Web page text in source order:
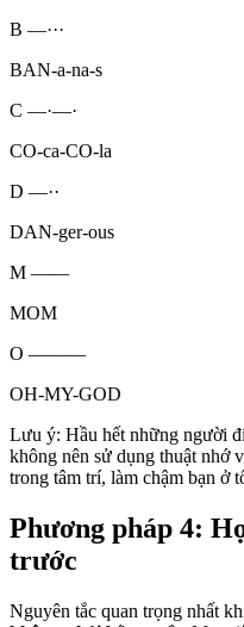
B —···
BAN-a-na-s
C —·—·
CO-ca-CO-la
D —··
DAN-ger-ous
M ——
MOM
O ———
OH-MY-GOD
Lưu ý: Hầu hết những người
không nên sử dụng thuật nhớ
trong tâm trí, làm chậm bạn ở
Phương pháp 4:
trước
Nguyên tắc quan trọng nhất